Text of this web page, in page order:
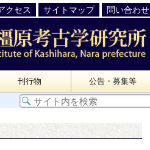
クセス サイトマップ 問い合わせ
刊行物 公告・募集等